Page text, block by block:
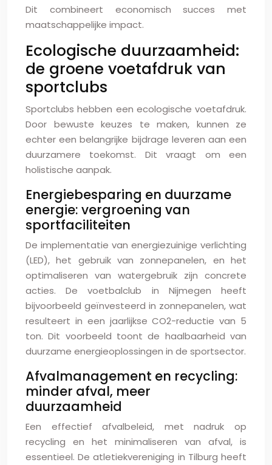
Dit combineert economisch succes met
maatschappelijke impact.
Ecologische duurzaamheid:
de groene voetafdruk van
sportclubs
Sportclubs hebben een ecologische voetafdruk.
Door bewuste keuzes te maken, kunnen ze
echter een belangrijke bijdrage leveren aan een
duurzamere toekomst. Dit vraagt om een
holistische aanpak.
Energiebesparing en duurzame
energie: vergroening van
sportfaciliteiten
De implementatie van energiezuinige verlichting
(LED), het gebruik van zonnepanelen, en het
optimaliseren van watergebruik zijn concrete
acties. De voetbalclub in Nijmegen heeft
bijvoorbeeld geïnvesteerd in zonnepanelen, wat
resulteert in een jaarlijkse CO2-reductie van 5
ton. Dit voorbeeld toont de haalbaarheid van
duurzame energieoplossingen in de sportsector.
Afvalmanagement en recycling:
minder afval, meer
duurzaamheid
Een effectief afvalbeleid, met nadruk op
recycling en het minimaliseren van afval, is
essentieel. De atletiekvereniging in Tilburg heeft